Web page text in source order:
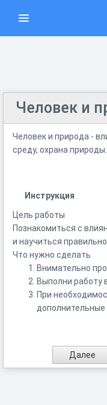
Человек и
Человек и природа -
среду, охрана природы.
Инструкция
Цель работы
Познакомиться с
и научиться
Что нужно сделать
Внимательно
Выполни работу
При
дополнительные